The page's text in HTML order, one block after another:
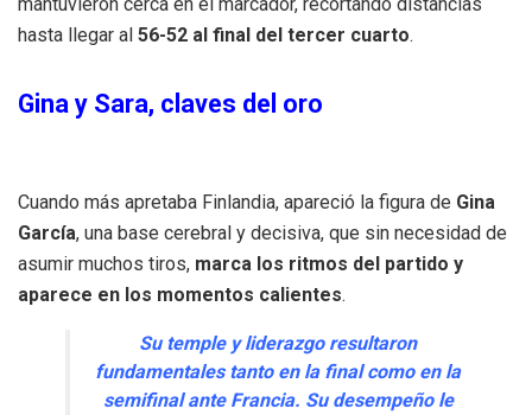
hasta llegar al 56-52 al final del tercer cuarto.
Gina y Sara, claves del oro
Cuando más apretaba Finlandia, apareció la figura de Gina
García, una base cerebral y decisiva, que sin necesidad de
asumir muchos tiros, marca los ritmos del partido y
aparece en los momentos calientes.
Su temple y liderazgo resultaron
fundamentales tanto en la final como en la
semifinal ante Francia. Su desempeño le